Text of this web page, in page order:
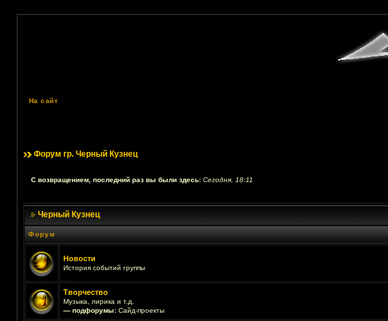
На сайт
Форум гр. Черный Кузнец
С возвращением, последний раз вы были здесь: Сегодня, 18:11
Черный Кузнец
Форум
Новости
История событий группы
Творчество
Музыка, лирика и т.д.
— подфорумы: Сайд-проекты